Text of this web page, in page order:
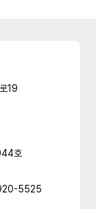
19
호
5525